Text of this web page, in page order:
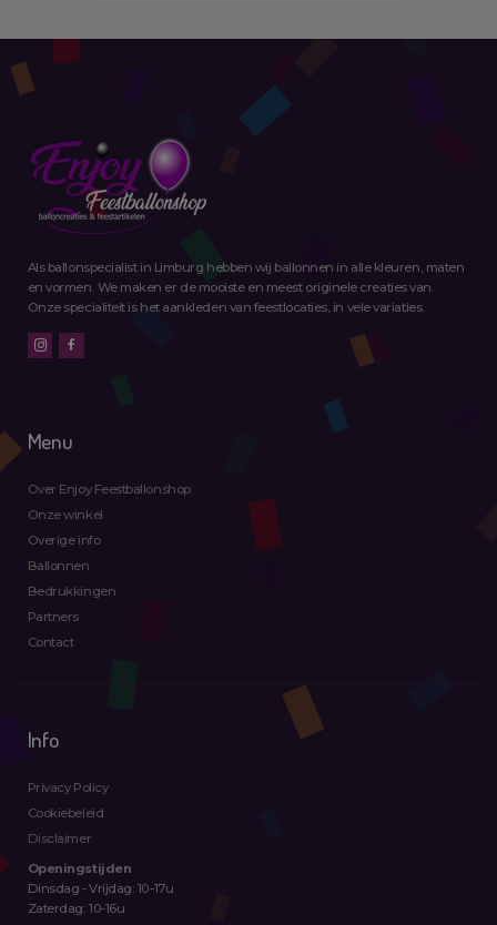
Als ballonspecialist in Limburg hebben wij ballonnen in alle kleuren, maten
en vormen. We maken er de mooiste en meest originele creaties van.
Onze specialiteit is het aankleden van feestlocaties, in vele variaties.
Menu
Over Enjoy Feestballonshop
Onze winkel
Overige info
Ballonnen
Bedrukkingen
Partners
Contact
Info
Privacy Policy
Cookiebeleid
Disclaimer
Openingstijden
Dinsdag - Vrijdag: 10-17u
Zaterdag: 10-16u